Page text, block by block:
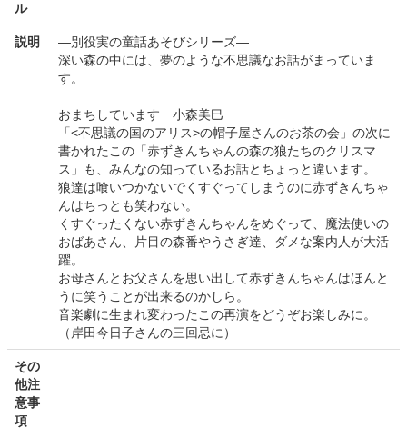
ル
説明
―別役実の童話あそびシリーズ―
深い森の中には、夢のような不思議なお話がまっていま
す。
おまちしています 小森美巳
「<不思議の国のアリス>の帽子屋さんのお茶の会」の次に
書かれたこの「赤ずきんちゃんの森の狼たちのクリスマ
ス」も、みんなの知っているお話とちょっと違います。
狼達は喰いつかないでくすぐってしまうのに赤ずきんちゃ
んはちっとも笑わない。
くすぐったくない赤ずきんちゃんをめぐって、魔法使いの
おばあさん、片目の森番やうさぎ達、ダメな案内人が大活
躍。
お母さんとお父さんを思い出して赤ずきんちゃんはほんと
うに笑うことが出来るのかしら。
音楽劇に生まれ変わったこの再演をどうぞお楽しみに。
（岸田今日子さんの三回忌に）
その
他注
意事
項